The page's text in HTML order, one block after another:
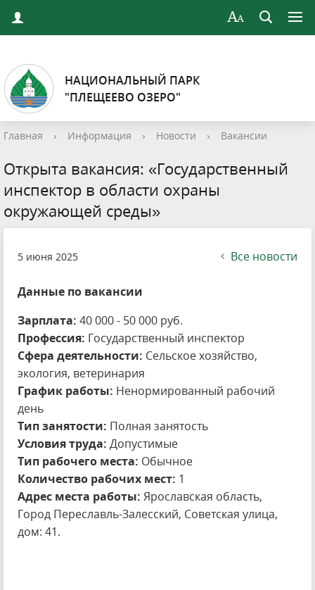
НАЦИОНАЛЬНЫЙ ПАРК
"ПЛЕЩЕЕВО ОЗЕРО"
Главная › Информация › Новости › Вакансии
Открыта вакансия: «Государственный
инспектор в области охраны
окружающей среды»
5 июня 2025 Все новости
Данные по вакансии
Зарплата: 40 000 - 50 000 руб.
Профессия: Государственный инспектор
Сфера деятельности: Сельское хозяйство,
экология, ветеринария
График работы: Ненормированный рабочий
день
Тип занятости: Полная занятость
Условия труда: Допустимые
Тип рабочего места: Обычное
Количество рабочих мест: 1
Адрес места работы: Ярославская область,
Город Переславль-Залесский, Советская улица,
дом: 41.